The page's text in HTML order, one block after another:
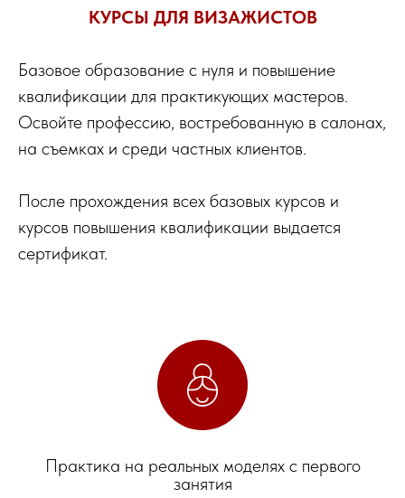
КУРСЫ ДЛЯ ВИЗАЖИСТОВ
Базовое образование с нуля и повышение
квалификации для практикующих мастеров.
Освойте профессию, востребованную в салонах,
на съемках и среди частных клиентов.
После прохождения всех базовых курсов и
курсов повышения квалификации выдается
сертификат.
Практика на реальных моделях с первого
занятия